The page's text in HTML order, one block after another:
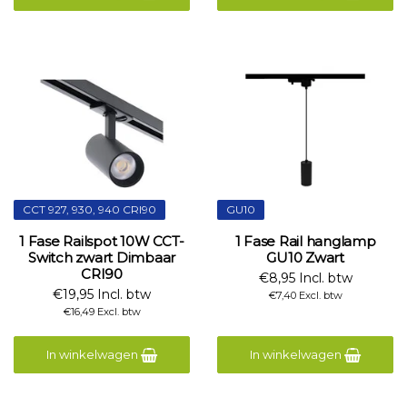
CCT 927, 930, 940 CRI90
1 Fase Railspot 10W CCT-
Switch zwart Dimbaar
CRI90
€19,95 Incl. btw
€16,49 Excl. btw
In winkelwagen
GU10
1 Fase Rail hanglamp
GU10 Zwart
€8,95 Incl. btw
€7,40 Excl. btw
In winkelwagen